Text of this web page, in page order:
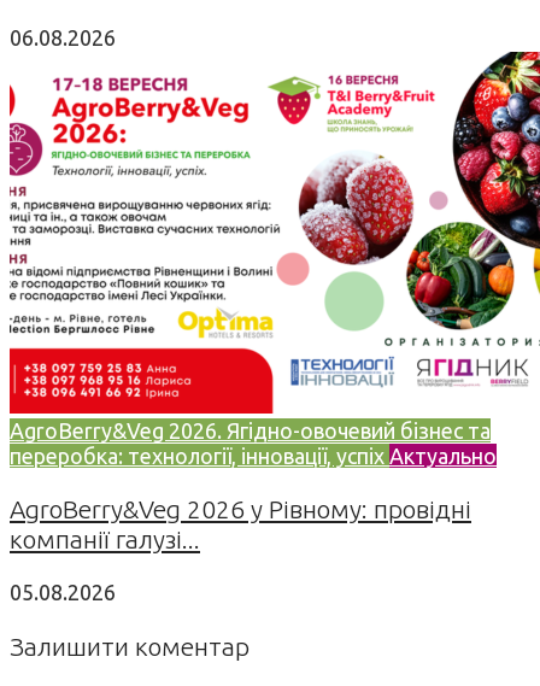
06.08.2026
AgroBerry&Veg 2026. Ягідно-овочевий бізнес та
переробка: технології, інновації, успіх Актуально
AgroBerry&Veg 2026 у Рівному: провідні
компанії галузі...
05.08.2026
Залишити коментар